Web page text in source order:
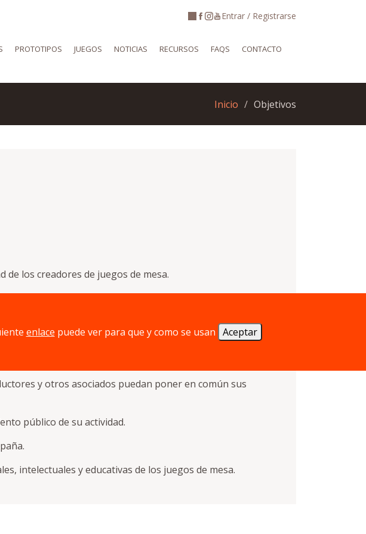
Entrar / Registrarse
PROTOTIPOS JUEGOS NOTICIAS RECURSOS FAQS CONTACTO
Inicio Objetivos
de los creadores de juegos de mesa.
y otros asociados puedan poner en común sus
público de su actividad.
intelectuales y educativas de los juegos de mesa.
enlace puede ver para que y como se usan Aceptar